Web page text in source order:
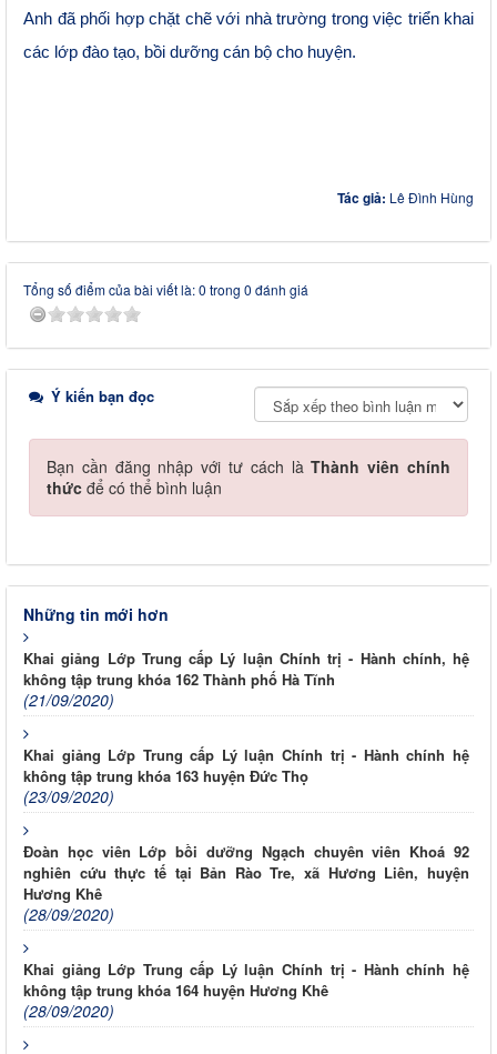
Anh đã phối hợp chặt chẽ với nhà trường trong việc triển khai
các lớp đào tạo, bồi dưỡng cán bộ cho huyện.
Tác giả: Lê Đình Hùng
Tổng số điểm của bài viết là: 0 trong 0 đánh giá
Ý kiến bạn đọc
Bạn cần đăng nhập với tư cách làThành viên chính
thức để có thể bình luận
Những tin mới hơn
Khai giảng Lớp Trung cấp Lý luận Chính trị - Hành chính, hệ
không tập trung khóa 162 Thành phố Hà Tĩnh
(21/09/2020)
Khai giảng Lớp Trung cấp Lý luận Chính trị - Hành chính hệ
không tập trung khóa 163 huyện Đức Thọ
(23/09/2020)
Đoàn học viên Lớp bồi dưỡng Ngạch chuyên viên Khoá 92
nghiên cứu thực tế tại Bản Rào Tre, xã Hương Liên, huyện
Hương Khê
(28/09/2020)
Khai giảng Lớp Trung cấp Lý luận Chính trị - Hành chính hệ
không tập trung khóa 164 huyện Hương Khê
(28/09/2020)